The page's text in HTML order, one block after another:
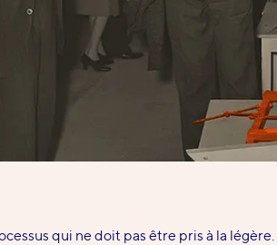
qui ne doit pas être pris à la légère